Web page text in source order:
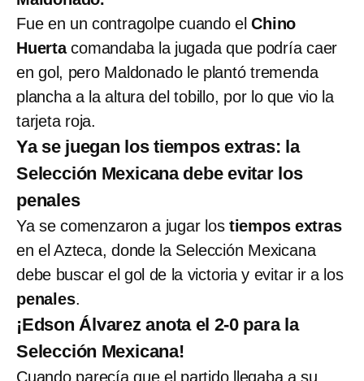
Fue en un contragolpe cuando elChino
Huertacomandaba la jugada que podría caer
en gol, pero Maldonado le plantó tremenda
plancha a la altura del tobillo, por lo que vio la
tarjeta roja.
Ya se juegan los tiempos extras: la
Selección Mexicana debe evitar los
penales
Ya se comenzaron a jugar los tiempos extras
en el Azteca, donde la Selección Mexicana
debe buscar el gol de la victoria y evitar ir a los
penales.
¡Edson Álvarez anota el 2-0 para la
Selección Mexicana!
Cuando parecía que el partido llegaba a su